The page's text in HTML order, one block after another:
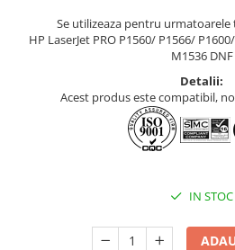
Se utilizeaza pentru
HP LaserJet PRO P1560/ P1566/
M1536 DNF
Detalii:
Acest produs este compatibil,
IN STOC